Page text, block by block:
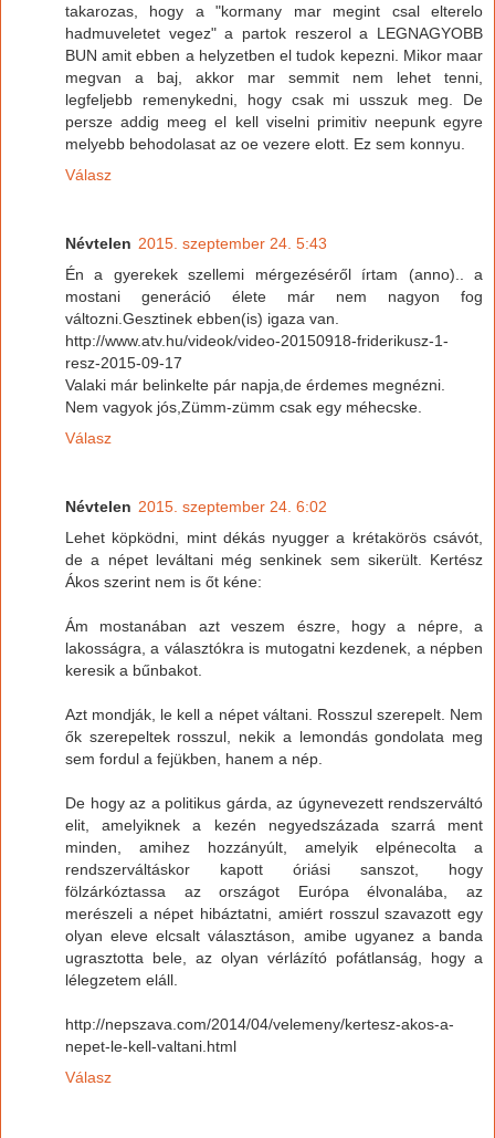
takarozas, hogy a "kormany mar megint csal elterelo
hadmuveletet vegez" a partok reszerol a LEGNAGYOBB
BUN amit ebben a helyzetben el tudok kepezni. Mikor maar
megvan a baj, akkor mar semmit nem lehet tenni,
legfeljebb remenykedni, hogy csak mi usszuk meg. De
persze addig meeg el kell viselni primitiv neepunk egyre
melyebb behodolasat az oe vezere elott. Ez sem konnyu.
Válasz
Névtelen 2015. szeptember 24. 5:43
Én a gyerekek szellemi mérgezéséről írtam (anno).. a
mostani generáció élete már nem nagyon fog
változni.Gesztinek ebben(is) igaza van.
http://www.atv.hu/videok/video-20150918-friderikusz-1-
resz-2015-09-17
Valaki már belinkelte pár napja,de érdemes megnézni.
Nem vagyok jós,Zümm-zümm csak egy méhecske.
Válasz
Névtelen 2015. szeptember 24. 6:02
Lehet köpködni, mint dékás nyugger a krétakörös csávót,
de a népet leváltani még senkinek sem sikerült. Kertész
Ákos szerint nem is őt kéne:
Ám mostanában azt veszem észre, hogy a népre, a
lakosságra, a választókra is mutogatni kezdenek, a népben
keresik a bűnbakot.
Azt mondják, le kell a népet váltani. Rosszul szerepelt. Nem
ők szerepeltek rosszul, nekik a lemondás gondolata meg
sem fordul a fejükben, hanem a nép.
De hogy az a politikus gárda, az úgynevezett rendszerváltó
elit, amelyiknek a kezén negyedszázada szarrá ment
minden, amihez hozzányúlt, amelyik elpénecolta a
rendszerváltáskor kapott óriási sanszot, hogy
fölzárkóztassa az országot Európa élvonalába, az
merészeli a népet hibáztatni, amiért rosszul szavazott egy
olyan eleve elcsalt választáson, amibe ugyanez a banda
ugrasztotta bele, az olyan vérlázító pofátlanság, hogy a
lélegzetem eláll.
http://nepszava.com/2014/04/velemeny/kertesz-akos-a-
nepet-le-kell-valtani.html
Válasz